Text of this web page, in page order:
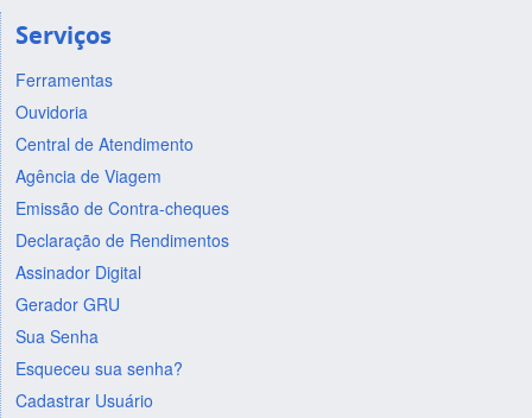
Serviços
Ferramentas
Ouvidoria
Central de Atendimento
Agência de Viagem
Emissão de Contra-cheques
Declaração de Rendimentos
Assinador Digital
Gerador GRU
Sua Senha
Esqueceu sua senha?
Cadastrar Usuário